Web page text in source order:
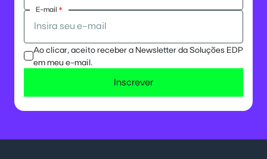
E-mail *
Ao clicar, aceito receber a Newsletter da Soluções EDP
em meu e-mail.
Inscrever